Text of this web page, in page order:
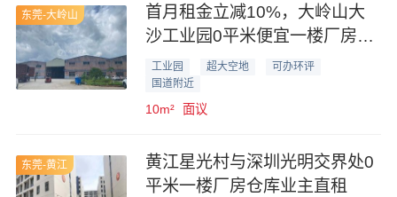
东莞-大岭山
首月租金立减10%，大岭山大
沙工业园0平米便宜一楼厂房业
主直租
工业园 超大空地
可办环评
国道附近
10m² 面议
东莞-黄江
黄江星光村与深圳光明交界处0
平米一楼厂房仓库业主直租